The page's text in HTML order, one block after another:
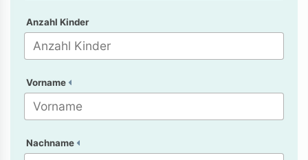
Anzahl Kinder
Vorname
Nachname